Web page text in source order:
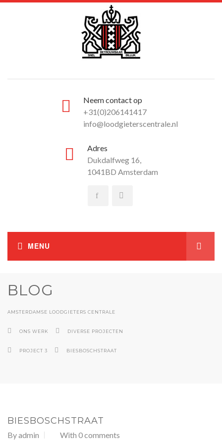
Neem contact op
+31(0)206141417
info@loodgieterscentrale.nl
Adres
Dukdalfweg 16,
1041BD Amsterdam
BLOG
AMSTERDAMSE LOODGIETERS CENTRALE
ONS WERK DIVERSE PROJECTEN
PROJECT 3 BIESBOSCHSTRAAT
BIESBOSCHSTRAAT
Byadmin With 0 comments